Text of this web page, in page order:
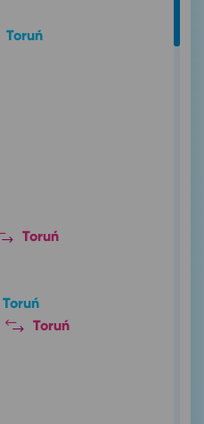
Toruń
Toruń
Toruń
Toruń